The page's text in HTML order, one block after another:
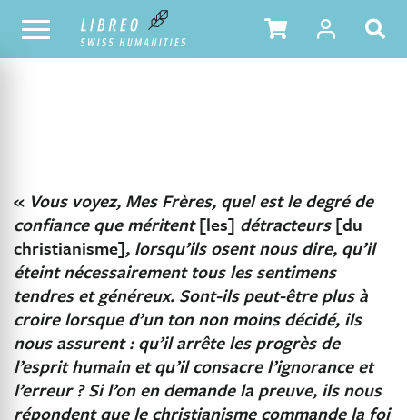
NOTRE CATALOGUE TABLE DES MATIÈRES
« Vous voyez, Mes Frères, quel est le degré de
confiance que méritent[les] détracteurs[du
christianisme], lorsqu’ils osent nous dire, qu’il
éteint nécessairement tous les sentimens
tendres et généreux. Sont-ils peut-être plus à
croire lorsque d’un ton non moins décidé, ils
nous assurent : qu’il arrête les progrès de
l’esprit humain et qu’il consacre l’ignorance et
l’erreur ? Si l’on en demande la preuve, ils nous
répondent que le christianisme commande la foi